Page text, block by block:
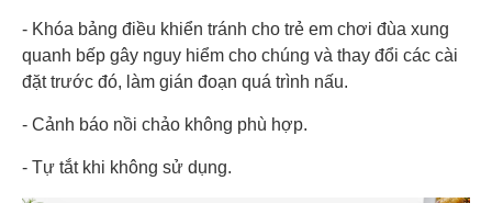
- Khóa bảng điều khiển tránh cho trẻ em chơi đùa xung
quanh bếp gây nguy hiểm cho chúng và thay đổi các cài
đặt trước đó, làm gián đoạn quá trình nấu.
- Cảnh báo nồi chảo không phù hợp.
- Tự tắt khi không sử dụng.